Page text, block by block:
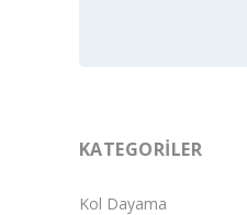
KATEGORILER
Kol Dayama